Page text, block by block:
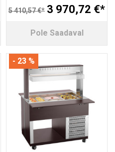
5 410,57 €* 3 970,72 €*
Pole Saadaval
- 23 %